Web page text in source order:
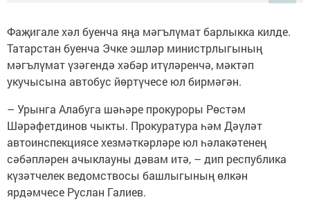
Фаҗигале хәл буенча яңа мәгълүмат барлыкка килде.
Татарстан буенча Эчке эшләр министрлыгының
мәгълүмат үзәгендә хәбәр итүләренчә, мәктәп
укучысына автобус йөртүчесе юл бирмәгән.
– Урынга Алабуга шәһәре прокуроры Рөстәм
Шәрәфетдинов чыкты. Прокуратура һәм Дәүләт
автоинспекциясе хезмәткәрләре юл һәлакәтенең
сәбәпләрен ачыклауны дәвам итә, – дип республика
күзәтчелек ведомствосы башлыгының өлкән
ярдәмчесе Руслан Галиев.